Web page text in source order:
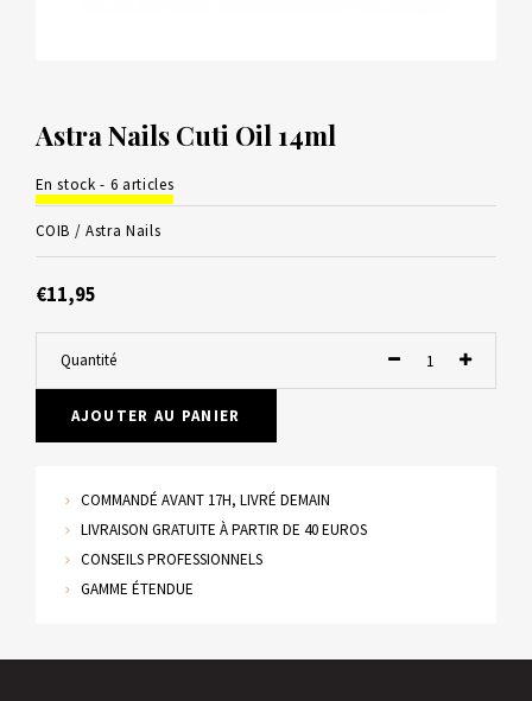
Astra Nails Cuti Oil 14ml
En stock - 6 articles
COIB /Astra Nails
€11,95
Quantité
AJOUTER AU PANIER
COMMANDÉ AVANT 17H, LIVRÉ DEMAIN
LIVRAISON GRATUITE À PARTIR DE 40 EUROS
CONSEILS PROFESSIONNELS
GAMME ÉTENDUE